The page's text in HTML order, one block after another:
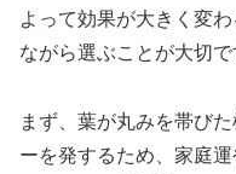
よって効果が大きく変
ながら選ぶことが大切で
まず、葉が丸みを帯び
ーを発するため、家庭